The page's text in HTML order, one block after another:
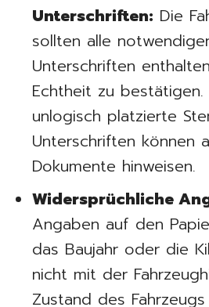
Unterschriften: Die
sollten alle
Unterschriften
Echtheit zu
unlogisch platzierte
Unterschriften können
Dokumente hinweisen.
Widersprüchliche
Angaben auf den
das Baujahr oder die
nicht mit der
Zustand des